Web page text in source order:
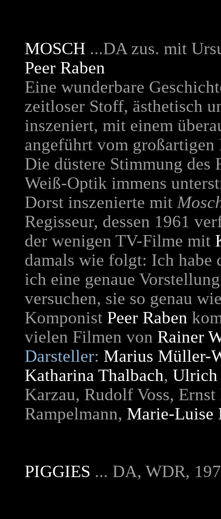
MOSCH ...DA zus. mit
Peer Raben
Eine wunderbare
zeitloser Stoff, ästhetisch
inszeniert, mit einem
angeführt vom
Die düstere Stimmung
Weiß-Optik immens
Dorst inszenierte mit
Regisseur, dessen 1961
der wenigen TV-Filme mit
damals wie folgt: Ich habe
ich eine genaue
versuchen, sie so genau
Komponist Peer Raben
vielen Filmen von Rainer
Darsteller: Marius Müller-
Katharina Thalbach, Ulrich
Karzau, Rudolf Voss,
Rampelmann, Marie-Luise
PIGGIES ... DA, WDR,